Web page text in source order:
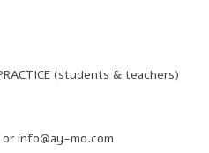
(students & teachers)
info@ay-mo.com